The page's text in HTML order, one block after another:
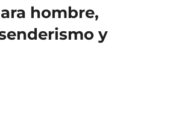
hombre,
y